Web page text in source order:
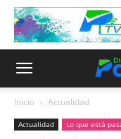
Inicio Actualidad
Actualidad Lo que está